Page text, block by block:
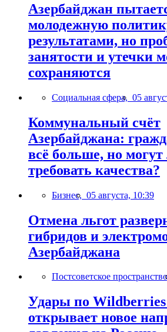
Азербайджан
молодежную
результатами, но
занятости и утечки
сохраняются
Социальная сфера, 05
Коммунальный счёт
Азербайджана:
всё больше, но
требовать качества?
Бизнес, 05 августа, 10:39
Отмена льгот
гибридов и
Азербайджана
Постсоветское
Удары по
открывает новое